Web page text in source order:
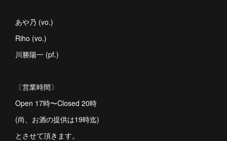
あや乃 (vo.)
Riho (vo.)
川勝陽一 (pf.)
〔営業時間〕
Open 17時〜Closed 20時
(尚、お酒の提供は19時迄)
とさせて頂きます。